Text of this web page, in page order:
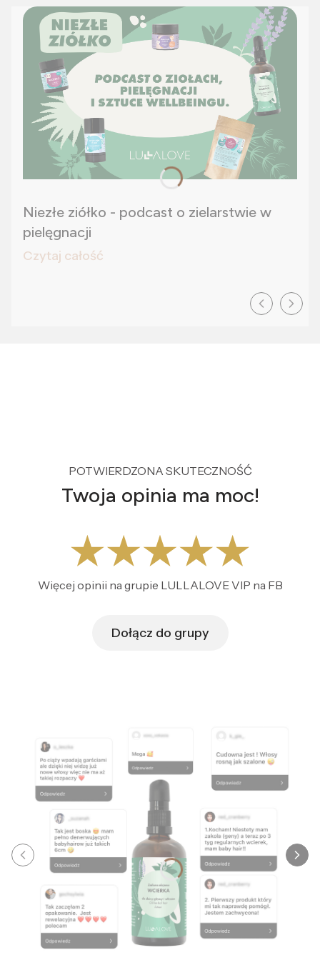
Niezłe ziółko - podcast o zielarstwie w
pielęgnacji
Czytaj całość
POTWIERDZONA SKUTECZNOŚĆ
Twoja opinia ma moc!
Więcej opinii na grupie LULLALOVE VIP na FB
Dołącz do grupy